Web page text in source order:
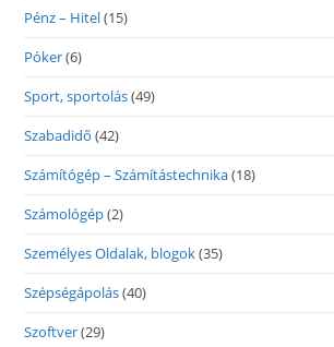
Pénz – Hitel(15)
Póker(6)
Sport, sportolás(49)
Szabadidő (42)
Számítógép – Számítástechnika(18)
Számológép(2)
Személyes Oldalak, blogok(35)
Szépségápolás(40)
Szoftver(29)